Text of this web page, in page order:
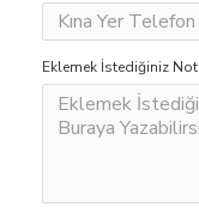
Eklemek İstediğiniz